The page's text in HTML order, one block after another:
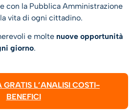
con la Pubblica Amministrazione
vita di ogni cittadino.
e molte nuove opportunità
giorno.
GRATIS L’ANALISI COSTI-
BENEFICI